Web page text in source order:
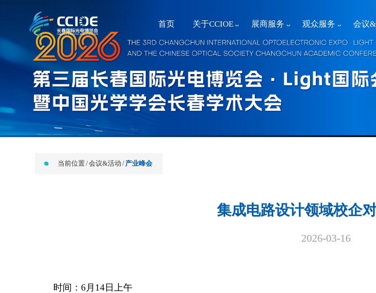
首页 关于CCIOE 展商服务 观众服务 会议
当前位置/会议&活动 / 产业峰会
集成电路设计领域校企
2026-03-16
时间：6月14日上午